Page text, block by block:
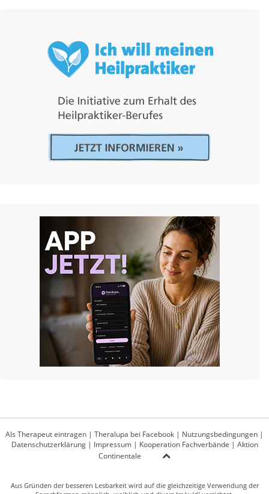
Als Therapeut eintragen | Theralupa bei Facebook | Nutzungsbedingungen |
Datenschutzerklärung| Impressum| Kooperation Fachverbände | Aktion
Continentale
Aus Gründen der besseren Lesbarkeit wird auf die gleichzeitige Verwendung der